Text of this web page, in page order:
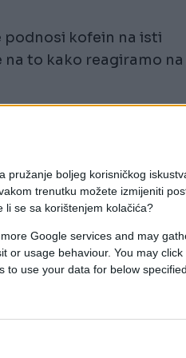
pružanje boljeg korisničkog
trenutku možete izmijeniti
li se sa korištenjem kolačića?
Google services and may
or usage behaviour. You may
to use your data for below
podnosi kofein na isti
to kako reagiramo na
ili čak vrtoglavicu. Ako
svoju jutarnju
može iritirati želudac,
kruha, nekoliko